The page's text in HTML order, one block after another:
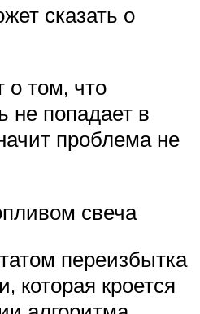
сказать о
о том, что
не попадает в
проблема не
свеча
переизбытка
которая кроется